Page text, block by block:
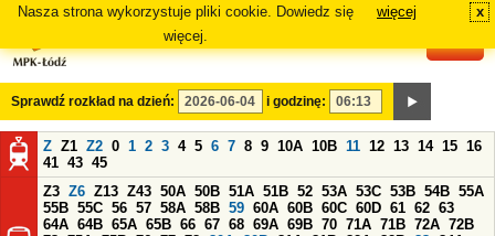
Nasza strona wykorzystuje pliki cookie. Dowiedz się
więcej.
więcej x
Sprawdź rozkład na dzień: i godzinę:
Z Z1 Z2 0 1 2 3 4 5 6 7 8 9 10A 10B 11 12 13 14 15 16
41 43 45
Z3 Z6 Z13 Z43 50A 50B 51A 51B 52 53A 53C 53B 54B 55A
55B 55C 56 57 58A 58B 59 60A 60B 60C 60D 61 62 63
64A 64B 65A 65B 66 67 68 69A 69B 70 71A 71B 72A 72B